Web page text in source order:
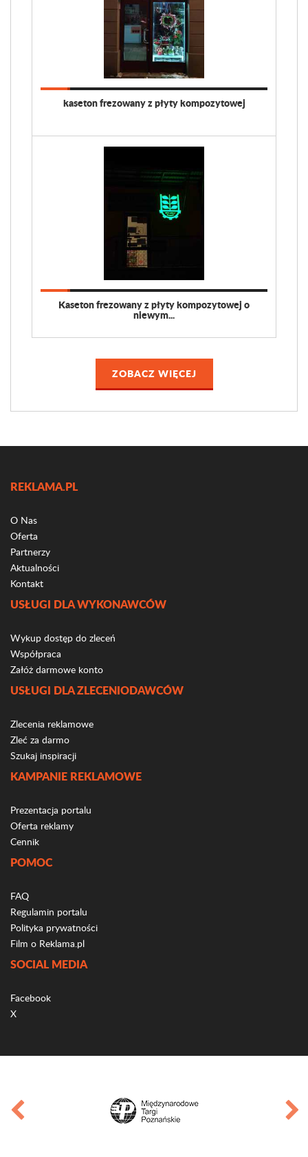
kaseton frezowany z płyty kompozytowej
Kaseton frezowany z płyty kompozytowej o
niewym...
ZOBACZ WIĘCEJ
REKLAMA.PL
O Nas
Oferta
Partnerzy
Aktualności
Kontakt
USŁUGI DLA WYKONAWCÓW
Wykup dostęp do zleceń
Współpraca
Załóż darmowe konto
USŁUGI DLA ZLECENIODAWCÓW
Zlecenia reklamowe
Zleć za darmo
Szukaj inspiracji
KAMPANIE REKLAMOWE
Prezentacja portalu
Oferta reklamy
Cennik
POMOC
FAQ
Regulamin portalu
Polityka prywatności
Film o Reklama.pl
SOCIAL MEDIA
Facebook
X